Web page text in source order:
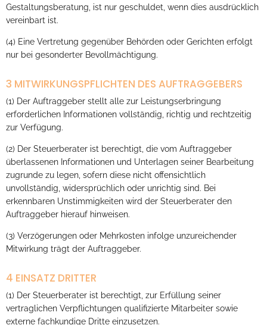
Gestaltungsberatung, ist nur geschuldet, wenn dies ausdrücklich
vereinbart ist.
(4) Eine Vertretung gegenüber Behörden oder Gerichten erfolgt
nur bei gesonderter Bevollmächtigung.
3 MITWIRKUNGSPFLICHTEN DES AUFTRAGGEBERS
(1) Der Auftraggeber stellt alle zur Leistungserbringung
erforderlichen Informationen vollständig, richtig und rechtzeitig
zur Verfügung.
(2) Der Steuerberater ist berechtigt, die vom Auftraggeber
überlassenen Informationen und Unterlagen seiner Bearbeitung
zugrunde zu legen, sofern diese nicht offensichtlich
unvollständig, widersprüchlich oder unrichtig sind. Bei
erkennbaren Unstimmigkeiten wird der Steuerberater den
Auftraggeber hierauf hinweisen.
(3) Verzögerungen oder Mehrkosten infolge unzureichender
Mitwirkung trägt der Auftraggeber.
4 EINSATZ DRITTER
(1) Der Steuerberater ist berechtigt, zur Erfüllung seiner
vertraglichen Verpflichtungen qualifizierte Mitarbeiter sowie
externe fachkundige Dritte einzusetzen.